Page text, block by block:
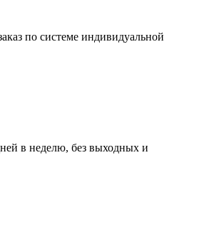
по системе индивидуальной
в неделю, без выходных и